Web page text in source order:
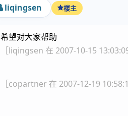
liqingsen 楼主
希望对大家帮助
［liqingsen 在 2007-10-15
［copartner 在 2007-12-19